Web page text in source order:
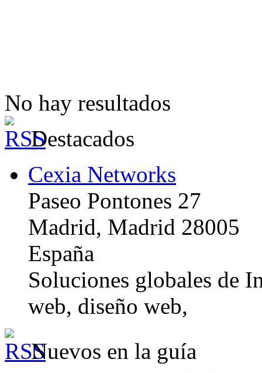
No hay resultados
Destacados
Cexia Networks
Paseo Pontones 27
Madrid, Madrid 28005
España
Soluciones globales de
web, diseño web,
Nuevos en la guía